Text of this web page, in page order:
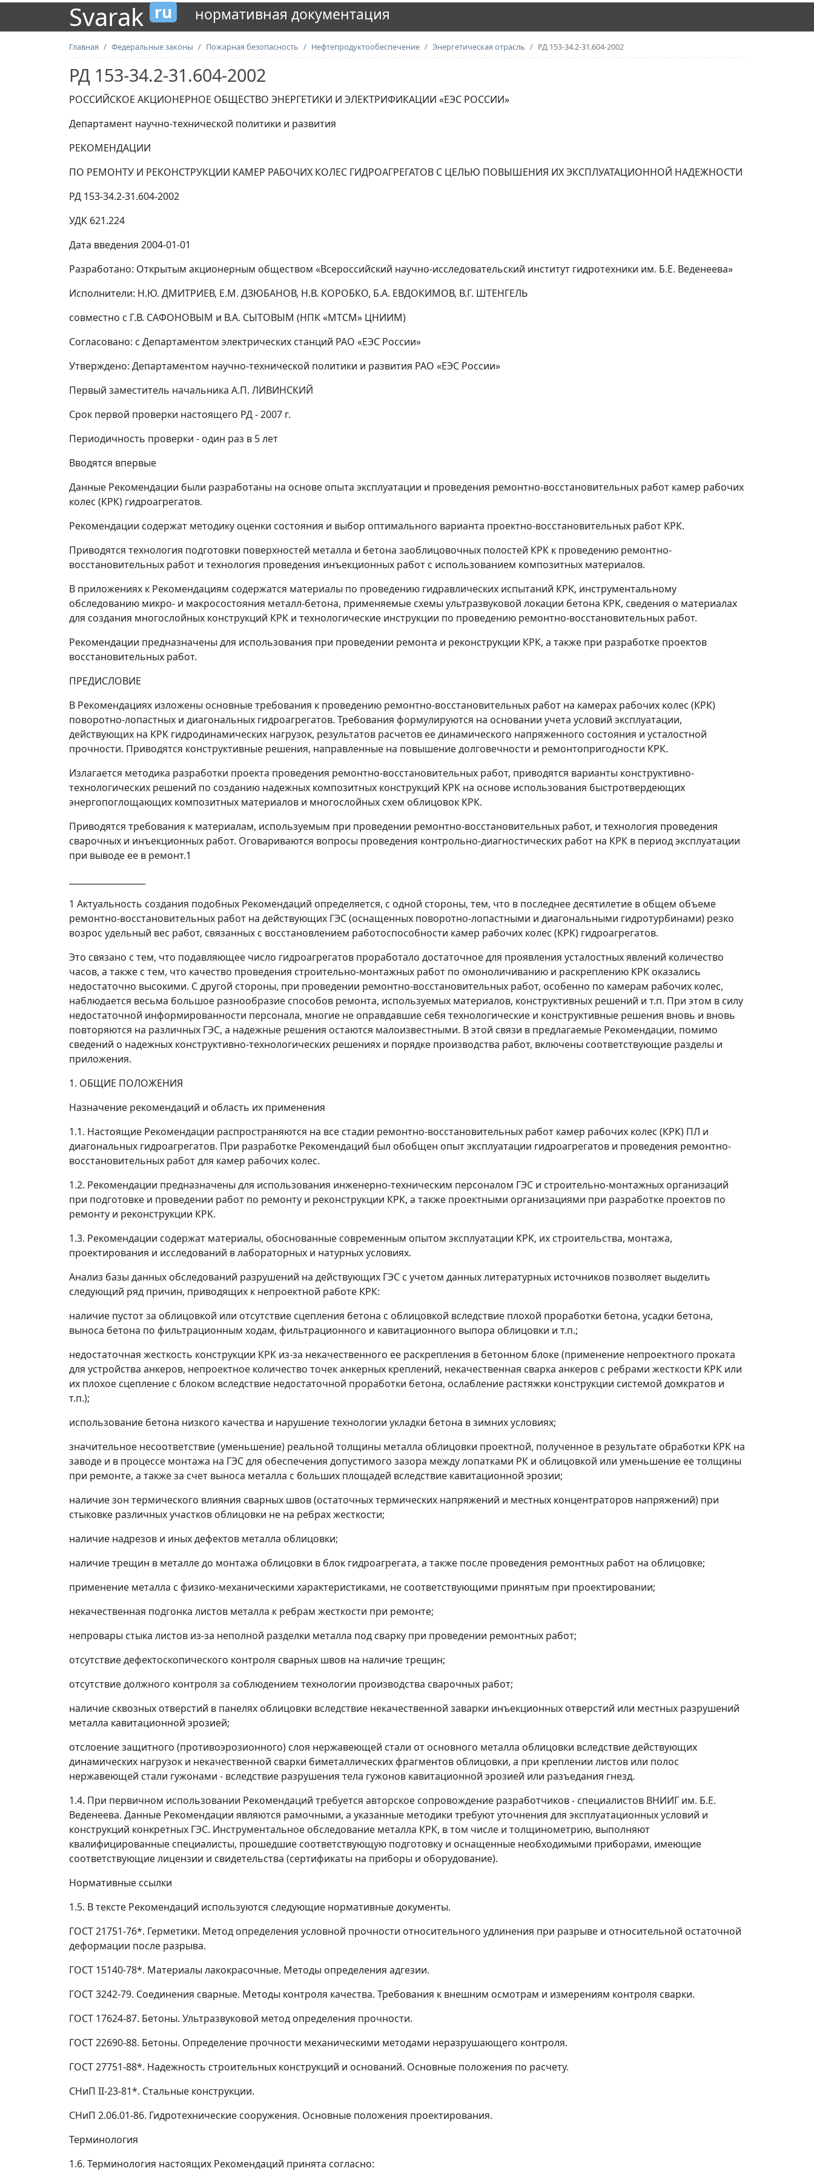
Svarak ru нормативная документация
Главная Федеральные законы Пожарная безопасность Нефтепродуктообеспечение Энергетическая отрасль РД 153-34.2-31.604-2002
РД 153-34.2-31.604-2002
РОССИЙСКОЕ АКЦИОНЕРНОЕ ОБЩЕСТВО ЭНЕРГЕТИКИ И ЭЛЕКТРИФИКАЦИИ «ЕЭС РОССИИ»
Департамент научно-технической политики и развития
РЕКОМЕНДАЦИИ
ПО РЕМОНТУ И РЕКОНСТРУКЦИИ КАМЕР РАБОЧИХ КОЛЕС ГИДРОАГРЕГАТОВ С ЦЕЛЬЮ ПОВЫШЕНИЯ ИХ ЭКСПЛУАТАЦИОННОЙ НАДЕЖНОСТИ
РД 153-34.2-31.604-2002
УДК 621.224
Дата введения 2004-01-01
Разработано: Открытым акционерным обществом «Всероссийский научно-исследовательский институт гидротехники им. Б.Е. Веденеева»
Исполнители: Н.Ю. ДМИТРИЕВ, Е.М. ДЗЮБАНОВ, Н.В. КОРОБКО, Б.А. ЕВДОКИМОВ, В.Г. ШТЕНГЕЛЬ
совместно с Г.В. САФОНОВЫМ и В.А. СЫТОВЫМ (НПК «МТСМ» ЦНИИМ)
Согласовано: с Департаментом электрических станций РАО «ЕЭС России»
Утверждено: Департаментом научно-технической политики и развития РАО «ЕЭС России»
Первый заместитель начальника А.П. ЛИВИНСКИЙ
Срок первой проверки настоящего РД - 2007 г.
Периодичность проверки - один раз в 5 лет
Вводятся впервые
Данные Рекомендации были разработаны на основе опыта эксплуатации и проведения ремонтно-восстановительных работ камер рабочих
колес (КРК) гидроагрегатов.
Рекомендации содержат методику оценки состояния и выбор оптимального варианта проектно-восстановительных работ КРК.
Приводятся технология подготовки поверхностей металла и бетона заоблицовочных полостей КРК к проведению ремонтно-
восстановительных работ и технология проведения инъекционных работ с использованием композитных материалов.
В приложениях к Рекомендациям содержатся материалы по проведению гидравлических испытаний КРК, инструментальному
обследованию микро- и макросостояния металл-бетона, применяемые схемы ультразвуковой локации бетона КРК, сведения о материалах
для создания многослойных конструкций КРК и технологические инструкции по проведению ремонтно-восстановительных работ.
Рекомендации предназначены для использования при проведении ремонта и реконструкции КРК, а также при разработке проектов
восстановительных работ.
ПРЕДИСЛОВИЕ
В Рекомендациях изложены основные требования к проведению ремонтно-восстановительных работ на камерах рабочих колес (КРК)
поворотно-лопастных и диагональных гидроагрегатов. Требования формулируются на основании учета условий эксплуатации,
действующих на КРК гидродинамических нагрузок, результатов расчетов ее динамического напряженного состояния и усталостной
прочности. Приводятся конструктивные решения, направленные на повышение долговечности и ремонтопригодности КРК.
Излагается методика разработки проекта проведения ремонтно-восстановительных работ, приводятся варианты конструктивно-
технологических решений по созданию надежных композитных конструкций КРК на основе использования быстротвердеющих
энергопоглощающих композитных материалов и многослойных схем облицовок КРК.
Приводятся требования к материалам, используемым при проведении ремонтно-восстановительных работ, и технология проведения
сварочных и инъекционных работ. Оговариваются вопросы проведения контрольно-диагностических работ на КРК в период эксплуатации
при выводе ее в ремонт.1
1 Актуальность создания подобных Рекомендаций определяется, с одной стороны, тем, что в последнее десятилетие в общем объеме
ремонтно-восстановительных работ на действующих ГЭС (оснащенных поворотно-лопастными и диагональными гидротурбинами) резко
возрос удельный вес работ, связанных с восстановлением работоспособности камер рабочих колес (КРК) гидроагрегатов.
Это связано с тем, что подавляющее число гидроагрегатов проработало достаточное для проявления усталостных явлений количество
часов, а также с тем, что качество проведения строительно-монтажных работ по омоноличиванию и раскреплению КРК оказались
недостаточно высокими. С другой стороны, при проведении ремонтно-восстановительных работ, особенно по камерам рабочих колес,
наблюдается весьма большое разнообразие способов ремонта, используемых материалов, конструктивных решений и т.п. При этом в силу
недостаточной информированности персонала, многие не оправдавшие себя технологические и конструктивные решения вновь и вновь
повторяются на различных ГЭС, а надежные решения остаются малоизвестными. В этой связи в предлагаемые Рекомендации, помимо
сведений о надежных конструктивно-технологических решениях и порядке производства работ, включены соответствующие разделы и
приложения.
1. ОБЩИЕ ПОЛОЖЕНИЯ
Назначение рекомендаций и область их применения
1.1. Настоящие Рекомендации распространяются на все стадии ремонтно-восстановительных работ камер рабочих колес (КРК) ПЛ и
диагональных гидроагрегатов. При разработке Рекомендаций был обобщен опыт эксплуатации гидроагрегатов и проведения ремонтно-
восстановительных работ для камер рабочих колес.
1.2. Рекомендации предназначены для использования инженерно-техническим персоналом ГЭС и строительно-монтажных организаций
при подготовке и проведении работ по ремонту и реконструкции КРК, а также проектными организациями при разработке проектов по
ремонту и реконструкции КРК.
1.3. Рекомендации содержат материалы, обоснованные современным опытом эксплуатации КРК, их строительства, монтажа,
проектирования и исследований в лабораторных и натурных условиях.
Анализ базы данных обследований разрушений на действующих ГЭС с учетом данных литературных источников позволяет выделить
следующий ряд причин, приводящих к непроектной работе КРК:
наличие пустот за облицовкой или отсутствие сцепления бетона с облицовкой вследствие плохой проработки бетона, усадки бетона,
выноса бетона по фильтрационным ходам, фильтрационного и кавитационного выпора облицовки и т.п.;
недостаточная жесткость конструкции КРК из-за некачественного ее раскрепления в бетонном блоке (применение непроектного проката
для устройства анкеров, непроектное количество точек анкерных креплений, некачественная сварка анкеров с ребрами жесткости КРК или
их плохое сцепление с блоком вследствие недостаточной проработки бетона, ослабление растяжки конструкции системой домкратов и
т.п.);
использование бетона низкого качества и нарушение технологии укладки бетона в зимних условиях;
значительное несоответствие (уменьшение) реальной толщины металла облицовки проектной, полученное в результате обработки КРК на
заводе и в процессе монтажа на ГЭС для обеспечения допустимого зазора между лопатками РК и облицовкой или уменьшение ее толщины
при ремонте, а также за счет выноса металла с больших площадей вследствие кавитационной эрозии;
наличие зон термического влияния сварных швов (остаточных термических напряжений и местных концентраторов напряжений) при
стыковке различных участков облицовки не на ребрах жесткости;
наличие надрезов и иных дефектов металла облицовки;
наличие трещин в металле до монтажа облицовки в блок гидроагрегата, а также после проведения ремонтных работ на облицовке;
применение металла с физико-механическими характеристиками, не соответствующими принятым при проектировании;
некачественная подгонка листов металла к ребрам жесткости при ремонте;
непровары стыка листов из-за неполной разделки металла под сварку при проведении ремонтных работ;
отсутствие дефектоскопического контроля сварных швов на наличие трещин;
отсутствие должного контроля за соблюдением технологии производства сварочных работ;
наличие сквозных отверстий в панелях облицовки вследствие некачественной заварки инъекционных отверстий или местных разрушений
металла кавитационной эрозией;
отслоение защитного (противоэрозионного) слоя нержавеющей стали от основного металла облицовки вследствие действующих
динамических нагрузок и некачественной сварки биметаллических фрагментов облицовки, а при креплении листов или полос
нержавеющей стали гужонами - вследствие разрушения тела гужонов кавитационной эрозией или разъедания гнезд.
1.4. При первичном использовании Рекомендаций требуется авторское сопровождение разработчиков - специалистов ВНИИГ им. Б.Е.
Веденеева. Данные Рекомендации являются рамочными, а указанные методики требуют уточнения для эксплуатационных условий и
конструкций конкретных ГЭС. Инструментальное обследование металла КРК, в том числе и толщинометрию, выполняют
квалифицированные специалисты, прошедшие соответствующую подготовку и оснащенные необходимыми приборами, имеющие
соответствующие лицензии и свидетельства (сертификаты на приборы и оборудование).
Нормативные ссылки
1.5. В тексте Рекомендаций используются следующие нормативные документы.
ГОСТ 21751-76*. Герметики. Метод определения условной прочности относительного удлинения при разрыве и относительной остаточной
деформации после разрыва.
ГОСТ 15140-78*. Материалы лакокрасочные. Методы определения адгезии.
ГОСТ 3242-79. Соединения сварные. Методы контроля качества. Требования к внешним осмотрам и измерениям контроля сварки.
ГОСТ 17624-87. Бетоны. Ультразвуковой метод определения прочности.
ГОСТ 22690-88. Бетоны. Определение прочности механическими методами неразрушающего контроля.
ГОСТ 27751-88*. Надежность строительных конструкций и оснований. Основные положения по расчету.
СНиП II-23-81*. Стальные конструкции.
СНиП 2.06.01-86. Гидротехнические сооружения. Основные положения проектирования.
Терминология
1.6. Терминология настоящих Рекомендаций принята согласно: